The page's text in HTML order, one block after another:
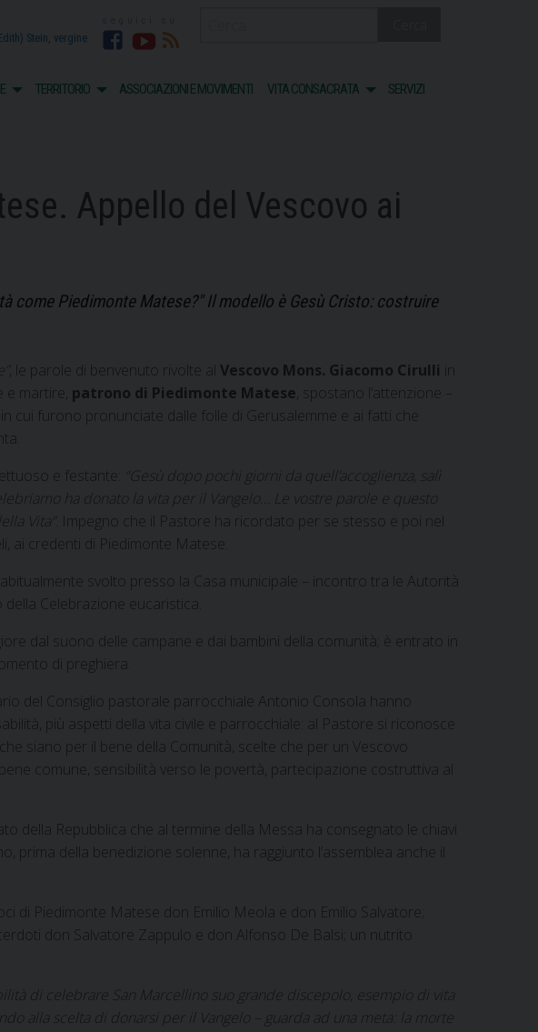
Stein, vergine Facebook
Youtube
RSS
TERRITORIO ASSOCIAZIONI E MOVIMENTI VITA CONSACRATA SERVIZI
Appello del Vescovo ai
come Piedimonte Matese?" Il modello è Gesù Cristo: costruire
, le parole di benvenuto rivolte al Vescovo Mons. Giacomo Cirulli in
e martire, patrono di Piedimonte Matese , spostano l’attenzione –
cui furono pronunciate dalle folle di Gerusalemme e ai fatti che
e festante:
“Gesù dopo pochi giorni da quell’accoglienza, salì
ha donato la vita per il Vangelo… Le vostre parole e questo
Vita”
. Impegno che il Pastore ha ricordato per se stesso e poi nel
ai credenti di Piedimonte Matese.
svolto presso la Casa municipale – incontro tra le Autorità
Celebrazione eucaristica.
dal suono delle campane e dai bambini della comunità; è entrato in
di preghiera.
del Consiglio pastorale parrocchiale Antonio Consola hanno
più aspetti della vita civile e parrocchiale: al Pastore si riconosce
siano per il bene della Comunità, scelte che per un Vescovo
comune, sensibilità verso le povertà, partecipazione costruttiva al
della Repubblica che al termine della Messa ha consegnato le chiavi
della benedizione solenne, ha raggiunto l’assemblea anche il
Piedimonte Matese don Emilio Meola e don Emilio Salvatore;
don Salvatore Zappulo e don Alfonso De Balsi; un nutrito
di celebrare San Marcellino suo grande discepolo, esempio di vita
alla scelta di donarsi per il Vangelo – guarda ad una meta: la morte